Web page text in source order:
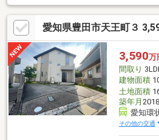
き ご予約方
0120-50-8310 【通話無料】＞＞ 「資料請求」 ボタ
ン 無理なく失敗し
ム探しを応援！ リフォームも一緒にご
ださい♪
愛知県豊田市天王町３
3,590万
間取り
建物面積
土地面積
築年月
愛知環
その他の交通